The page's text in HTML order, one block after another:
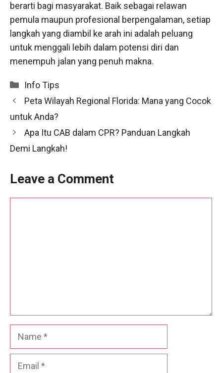
berarti bagi masyarakat. Baik sebagai relawan
pemula maupun profesional berpengalaman, setiap
langkah yang diambil ke arah ini adalah peluang
untuk menggali lebih dalam potensi diri dan
menempuh jalan yang penuh makna.
Categories
Info Tips
Peta Wilayah Regional Florida: Mana yang Cocok
untuk Anda?
Apa Itu CAB dalam CPR? Panduan Langkah
Demi Langkah!
Leave a Comment